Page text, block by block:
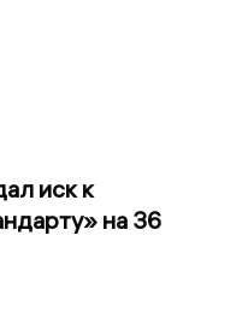
иск к
на 36